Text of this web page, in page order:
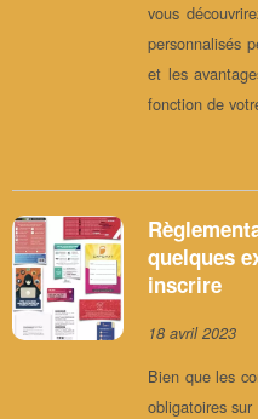
vous
personnalisés
et les
fonction de
quelques
inscrire
18 avril 2023
Bien que les
obligatoires